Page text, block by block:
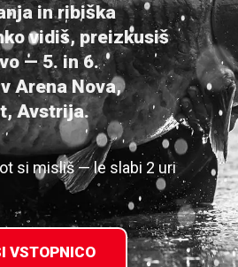
in ribiška
vidiš, preizkusiš
— 5. in 6.
Arena Nova,
Avstrija.
si misliš — le slabi 2 uri
VSTOPNICO